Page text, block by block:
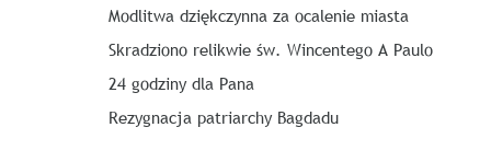
Modlitwa dziękczynna za ocalenie miasta
Skradziono relikwie św. Wincentego A Paulo
24 godziny dla Pana
Rezygnacja patriarchy Bagdadu